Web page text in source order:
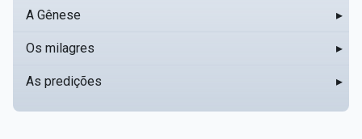
A Gênese ▸
Os milagres ▸
As predições ▸